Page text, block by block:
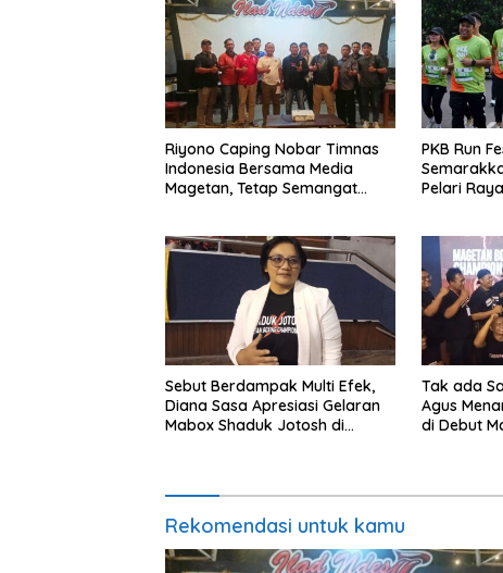
Riyono Caping Nobar Timnas
Indonesia Bersama Media
Magetan, Tetap Semangat
PKB Run
Pelari
Sebut Berdampak Multi Efek,
Diana Sasa Apresiasi Gelaran
Mabox Shaduk Jotosh di
Tak ada
Agus
di Debut
Rekomendasi untuk kamu